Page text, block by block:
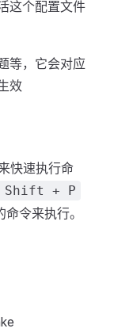
这个配置文件
等，它会对应
效
快速执行命
Shift + P
令来执行。